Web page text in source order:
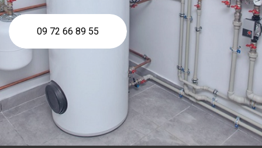
09 72 66 89 55